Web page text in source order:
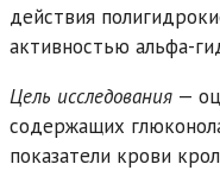
действия
активностью альфа-
Цель исследования —
содержащих
показатели крови